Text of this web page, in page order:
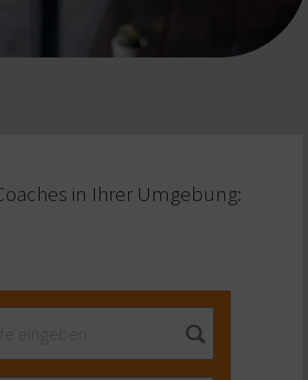
in Ihrer Umgebung: